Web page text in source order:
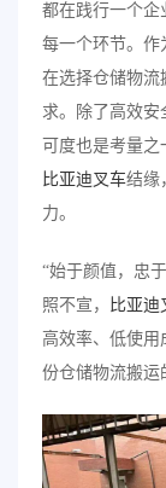
都在践行一个企
每一个环节。作
在选择仓储物流
求。除了高效安
可度也是考量
比亚迪叉车结缘
力。
“始于颜值，忠
照不宣，
比亚迪
高效率、低使
份仓储物流搬运